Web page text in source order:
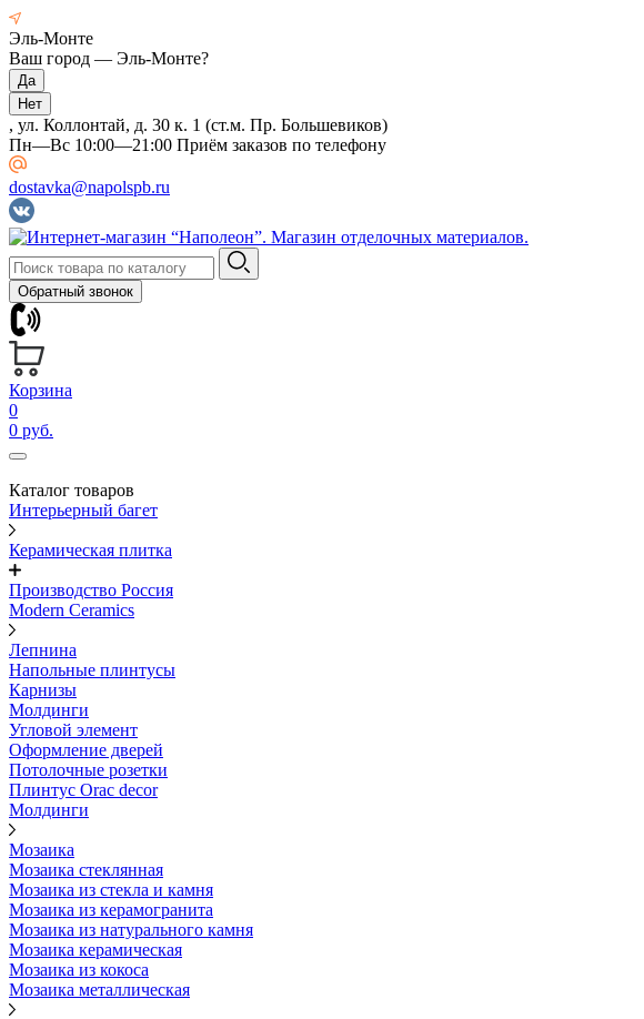
Эль-Монте
Ваш город — Эль-Монте?
, ул. Коллонтай, д. 30 к. 1 (ст.м. Пр. Большевиков)
Пн—Вс 10:00—21:00 Приём заказов по телефону
dostavka@napolspb.ru
Обратный звонок
Корзина
0
0 руб.
Каталог товаров
Интерьерный багет
Керамическая плитка
Производство Россия
Modern Ceramics
Лепнина
Напольные плинтусы
Карнизы
Молдинги
Угловой элемент
Оформление дверей
Потолочные розетки
Плинтус Orac decor
Молдинги
Мозаика
Мозаика стеклянная
Мозаика из стекла и камня
Мозаика из керамогранита
Мозаика из натурального камня
Мозаика керамическая
Мозаика из кокоса
Мозаика металлическая